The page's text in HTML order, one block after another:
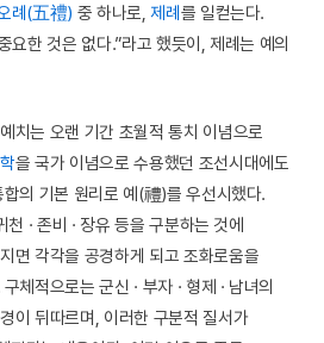
례(五禮) 중 하나로,제례를 일컫는다.
요한 것은 없다.”라고 했듯이, 제례는 예의
치는 오랜 기간 초월적 통치 이념으로
을 국가 이념으로 수용했던 조선시대에도
의 기본 원리로 예(禮)를 우선시했다.
· 존비 · 장유 등을 구분하는 것에
면 각각을 공경하게 되고 조화로움을
체적으로는 군신 · 부자 · 형제 · 남녀의
이 뒤따르며, 이러한 구분적 질서가